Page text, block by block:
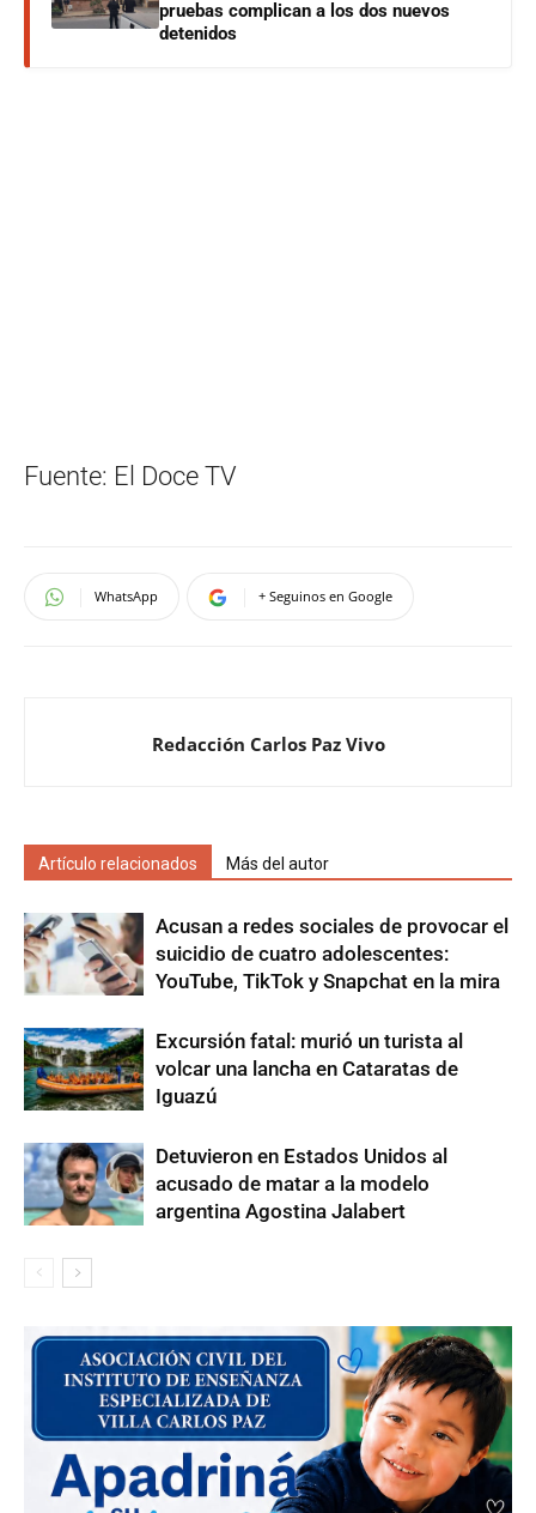
pruebas complican a los dos nuevos
detenidos
Fuente: El Doce TV
WhatsApp + Seguinos en Google
Redacción Carlos Paz Vivo
Artículo relacionados Más del autor
Acusan a redes sociales de provocar el
suicidio de cuatro adolescentes:
YouTube, TikTok y Snapchat en la mira
Excursión fatal: murió un turista al
volcar una lancha en Cataratas de
Iguazú
Detuvieron en Estados Unidos al
acusado de matar a la modelo
argentina Agostina Jalabert